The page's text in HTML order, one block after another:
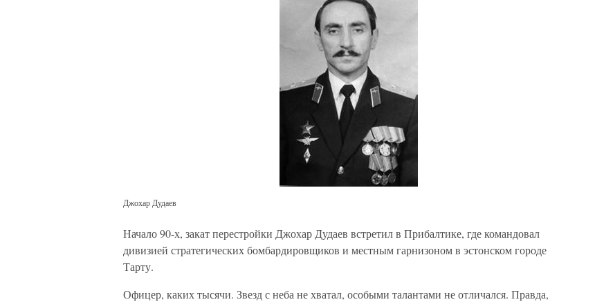
Джохар Дудаев
Начало 90-х, закат перестройки Джохар Дудаев встретил в Прибалтике, где командовал
дивизией стратегических бомбардировщиков и местным гарнизоном в эстонском городе
Тарту.
Офицер, каких тысячи. Звезд с неба не хватал, особыми талантами не отличался. Правда,